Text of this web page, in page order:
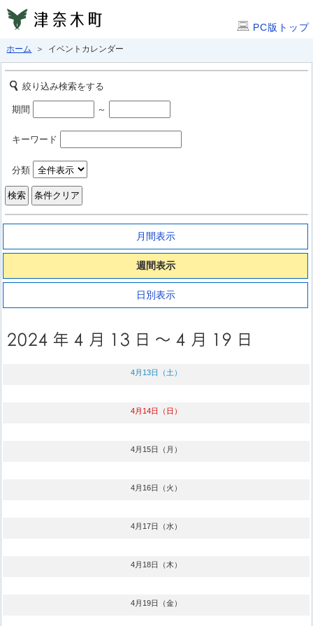
PC版トップ
ホーム ＞ イベントカレンダー
絞り込み検索をする
期間 ～
キーワード
分類
月間表示
週間表示
日別表示
4月13日（土）
4月14日（日）
4月15日（月）
4月16日（火）
4月17日（水）
4月18日（木）
4月19日（金）